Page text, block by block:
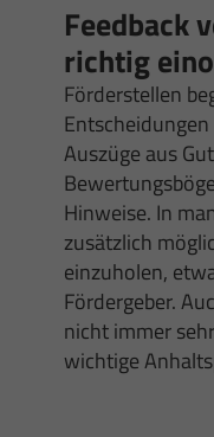
Feedback
richtig
Förderstellen
Auszüge aus
Hinweise. In
zusätzlich
einzuholen,
Fördergeber.
nicht immer
wichtige